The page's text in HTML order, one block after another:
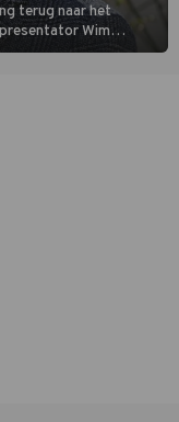
terug naar het
Wim
tijd aan de hand van